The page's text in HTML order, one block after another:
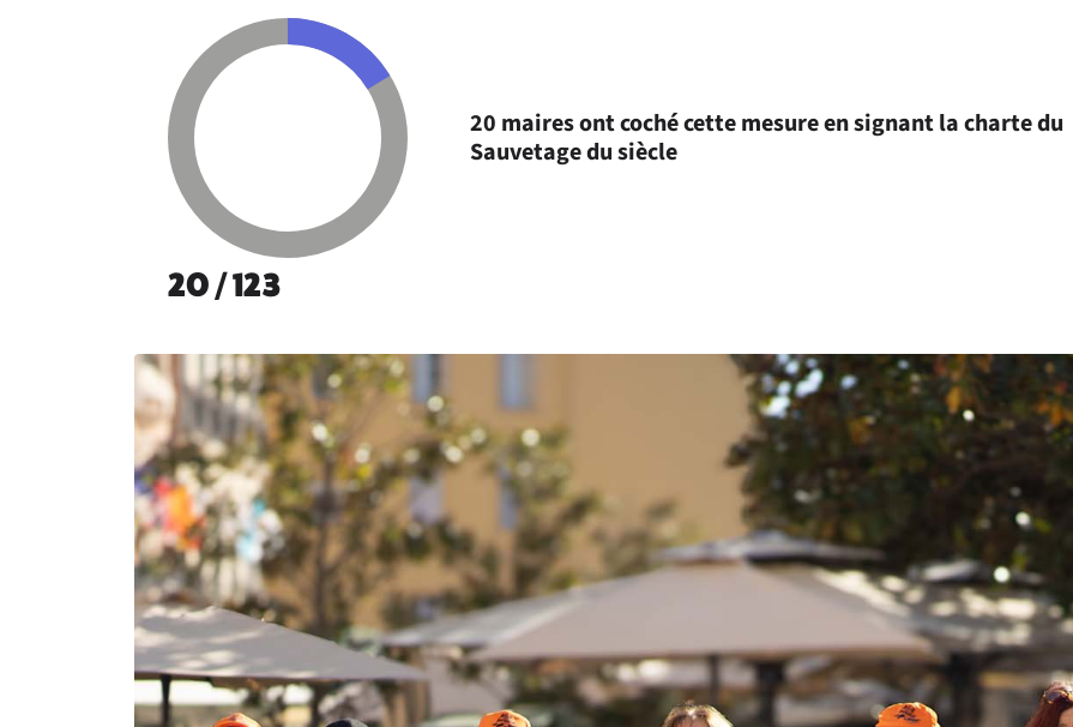
20 / 123
20 maires ont coché cette mesure en signant la charte du
Sauvetage du siècle